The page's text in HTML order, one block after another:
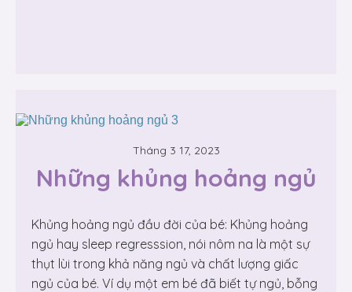
Tháng 3 17, 2023
Những khủng hoảng ngủ
Khủng hoảng ngủ đầu đời của bé: Khủng hoảng
ngủ hay sleep regresssion, nói nôm na là một sự
thụt lùi trong khả năng ngủ và chất lượng giấc
ngủ của bé. Ví dụ một em bé đã biết tự ngủ, bỗng